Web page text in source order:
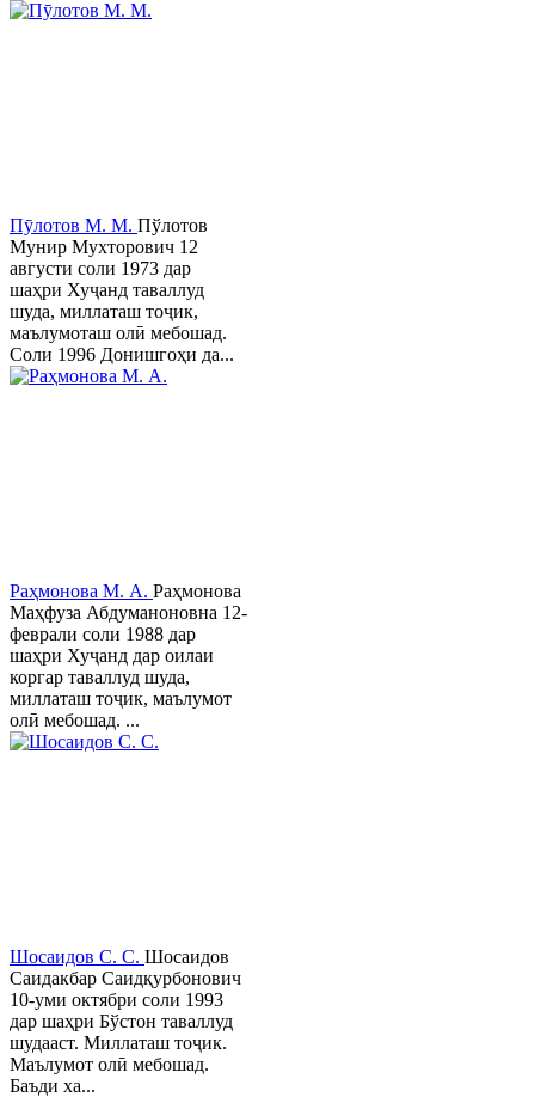
Пӯлотов М. М. Пўлотов
Мунир Мухторович 12
августи соли 1973 дар
шаҳри Хуҷанд таваллуд
шуда, миллаташ тоҷик,
маълумоташ олӣ мебошад.
Соли 1996 Донишгоҳи да...
Раҳмонова М. А. Раҳмонова
Маҳфуза Абдуманоновна 12-
феврали соли 1988 дар
шаҳри Хуҷанд дар оилаи
коргар таваллуд шуда,
миллаташ тоҷик, маълумот
олӣ мебошад. ...
Шосаидов С. С. Шосаидов
Саидакбар Саидқурбонович
10-уми октябри соли 1993
дар шаҳри Бўстон таваллуд
шудааст. Миллаташ тоҷик.
Маълумот олӣ мебошад.
Баъди ха...